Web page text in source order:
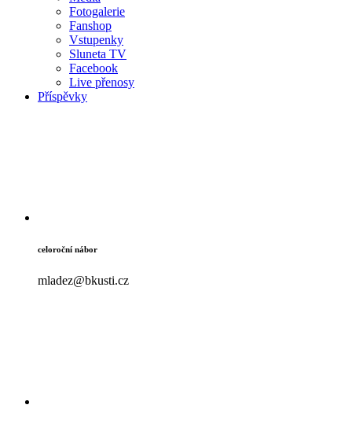
Fotogalerie
Fanshop
Vstupenky
Sluneta TV
Facebook
Live přenosy
Příspěvky
celoroční nábor
mladez@bkusti.cz